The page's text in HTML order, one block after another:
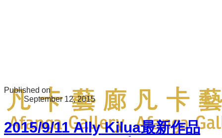
Published on
September 12, 2015
2015/9/11 Ally Kilua最新作品